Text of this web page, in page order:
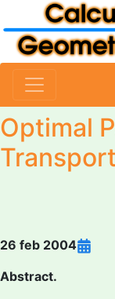
Optimal
26 feb 2004
Abstract.